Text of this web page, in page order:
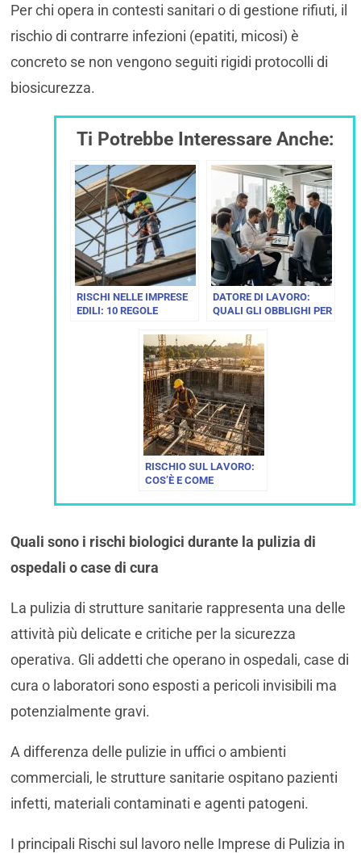
Per chi opera in contesti sanitari o di gestione rifiuti, il
rischio di contrarre infezioni (epatiti, micosi) è
concreto se non vengono seguiti rigidi protocolli di
biosicurezza.
Ti Potrebbe Interessare Anche:
RISCHI NELLE IMPRESE
EDILI: 10 REGOLE
CANTIERE SICURO
DATORE DI LAVORO:
QUALI GLI OBBLIGHI PER
LAVORO
RISCHIO SUL LAVORO:
COS’È E COME
Quali sono i rischi biologici durante la pulizia di
ospedali o case di cura
La pulizia di strutture sanitarie rappresenta una delle
attività più delicate e critiche per la sicurezza
operativa. Gli addetti che operano in ospedali, case di
cura o laboratori sono esposti a pericoli invisibili ma
potenzialmente gravi.
A differenza delle pulizie in uffici o ambienti
commerciali, le strutture sanitarie ospitano pazienti
infetti, materiali contaminati e agenti patogeni.
I principali Rischi sul lavoro nelle Imprese di Pulizia in